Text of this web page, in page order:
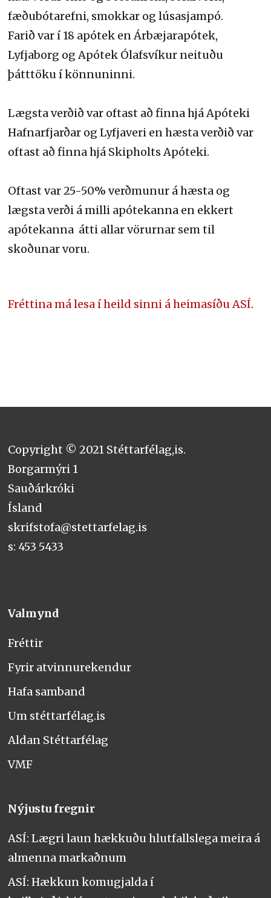
fæðubótarefni, smokkar og lúsasjampó.
Farið var í 18 apótek en Árbæjarapótek,
Lyfjaborg og Apótek Ólafsvíkur neituðu
þátttöku í könnuninni.
Lægsta verðið var oftast að finna hjá Apóteki
Hafnarfjarðar og Lyfjaveri en hæsta verðið var
oftast að finna hjá Skipholts Apóteki.
Oftast var 25-50% verðmunur á hæsta og
lægsta verði á milli apótekanna en ekkert
apótekanna átti allar vörurnar sem til
skoðunar voru.
Fréttina má lesa í heild sinni á heimasíðu ASÍ.
Copyright © 2021 Stéttarfélag,is.
Borgarmýri 1
Sauðárkróki
Ísland
skrifstofa@stettarfelag.is
s: 453 5433
Valmynd
Fréttir
Fyrir atvinnurekendur
Hafa samband
Um stéttarfélag.is
Aldan Stéttarfélag
VMF
Nýjustu fregnir
ASÍ: Lægri laun hækkuðu hlutfallslega meira á
almenna markaðnum
ASÍ: Hækkun komugjalda í